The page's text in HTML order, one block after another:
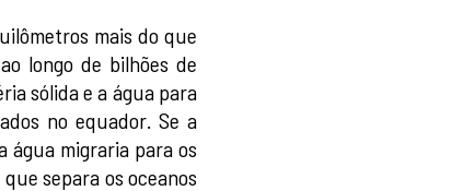
mais do que
longo de bilhões de
sólida e a água para
no equador. Se a
água migraria para os
separa os oceanos